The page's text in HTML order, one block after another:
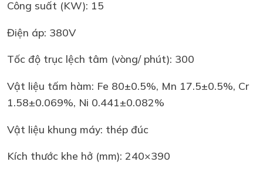
Công suất (KW): 15
Điện áp: 380V
Tốc độ trục lệch tâm (vòng/ phút): 300
Vật liệu tấm hàm: Fe 80±0.5%, Mn 17.5±0.5%, Cr
1.58±0.069%, Ni 0.441±0.082%
Vật liệu khung máy: thép đúc
Kích thước khe hở (mm): 240×390